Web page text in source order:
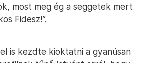
most meg ég a seggetek mert
Fidesz!”.
is kezdte kioktatni a gyanúsan